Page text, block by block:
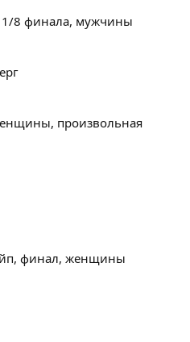
1/8 финала, мужчины
произвольная
финал, женщины